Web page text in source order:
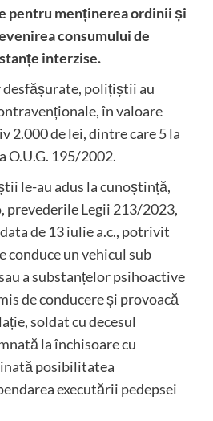
pentru menținerea ordinii și
consumului de
interzise.
polițiștii au
în valoare
2.000 de lei, dintre care 5 la
O.U.G. 195/2002.
le-au adus la cunoștință,
Legii 213/2023,
de 13 iulie a.c., potrivit
conduce un vehicul sub
a substanțelor psihoactive
de conducere și provoacă
soldat cu decesul
la închisoare cu
posibilitatea
executării pedepsei